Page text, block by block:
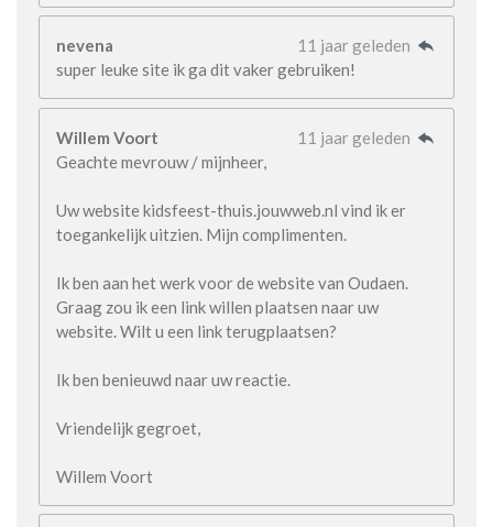
nevena
11 jaar geleden
super leuke site ik ga dit vaker gebruiken!
Willem Voort
11 jaar geleden
Geachte mevrouw / mijnheer,
Uw website kidsfeest-thuis.jouwweb.nl vind ik er
toegankelijk uitzien. Mijn complimenten.
Ik ben aan het werk voor de website van Oudaen.
Graag zou ik een link willen plaatsen naar uw
website. Wilt u een link terugplaatsen?
Ik ben benieuwd naar uw reactie.
Vriendelijk gegroet,
Willem Voort